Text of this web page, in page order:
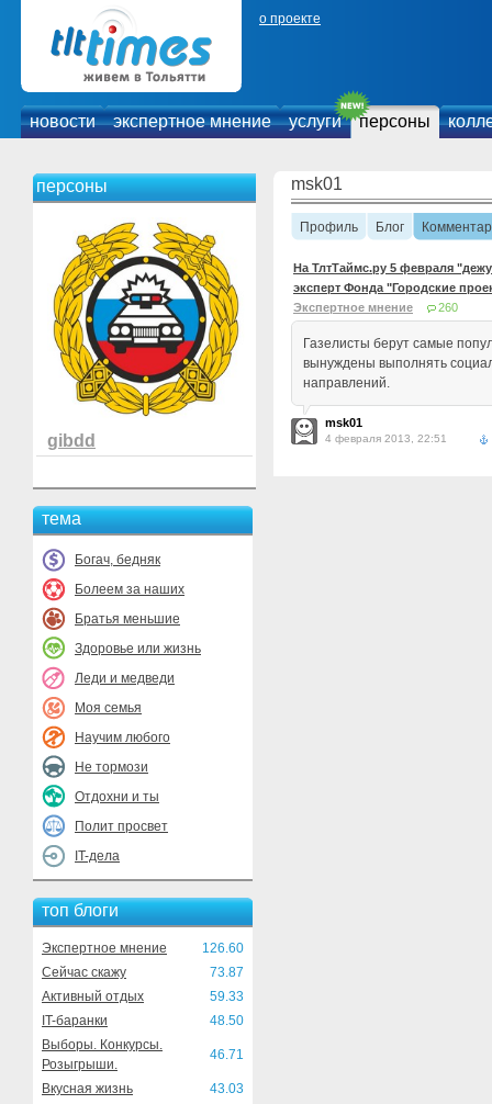
о проекте
новости экспертное мнение услуги персоны
персоны
gibdd
тема
Богач, бедняк
Болеем за наших
Братья меньшие
Здоровье или жизнь
Леди и медведи
Моя семья
Научим любого
Не тормози
Отдохни и ты
Полит просвет
IT-дела
топ блоги
Экспертное мнение
126.60
Сейчас скажу
73.87
Активный отдых
59.33
IT-баранки
48.50
Выборы. Конкурсы.
Розыгрыши.
46.71
Вкусная жизнь
43.03
msk01
Профиль Блог
На ТлтТаймс.ру 5 февраля
эксперт Фонда "Городские
Экспертное мнение
260
Газелисты берут самые
вынуждены выполнять
направлений.
msk01
4 февраля 2013, 22:51